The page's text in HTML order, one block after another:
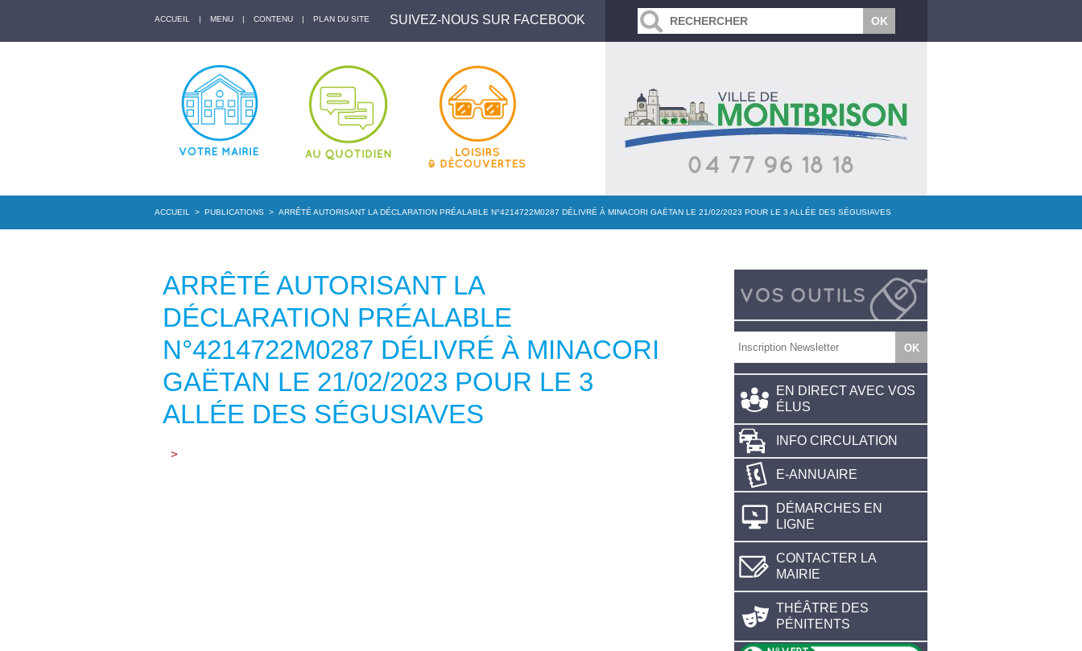
ACCUEIL | MENU | CONTENU | PLAN DU SITE SUIVEZ-NOUS SUR FACEBOOK
ACCUEIL > PUBLICATIONS > ARRÊTÉ AUTORISANT LA DÉCLARATION PRÉALABLE N°4214722M0287 DÉLIVRÉ À MINACORI GAËTAN LE 21/02/2023 POUR LE 3 ALLÉE DES SÉGUSIAVES
ARRÊTÉ AUTORISANT LA
DÉCLARATION PRÉALABLE
N°4214722M0287 DÉLIVRÉ À MINACORI
GAËTAN LE 21/02/2023 POUR LE 3
ALLÉE DES SÉGUSIAVES
>
EN DIRECT AVEC VOS
ÉLUS
INFO CIRCULATION
E-ANNUAIRE
DÉMARCHES EN
LIGNE
CONTACTER LA
MAIRIE
THÉÂTRE DES
PÉNITENTS